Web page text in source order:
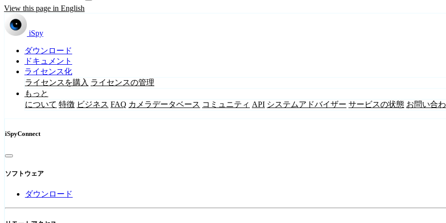
View this page in English
iSpy
ダウンロード
ドキュメント
ライセンス化
ライセンスを購入 ライセンスの管理
もっと
について 特徴 ビジネス FAQ カメラデータベース コミュニティ API システムアドバイザー サービスの状態 お問い合
iSpyConnect
ソフトウェア
ダウンロード